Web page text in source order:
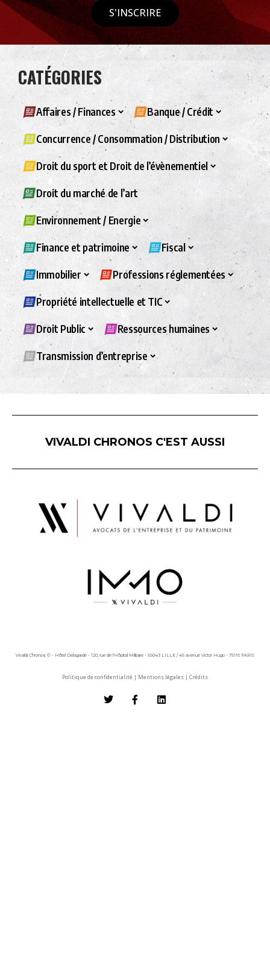
S'INSCRIRE
CATÉGORIES
Affaires / Finances Banque / Crédit
Concurrence / Consommation / Distribution
Droit du sport et Droit de l’évènementiel
Droit du marché de l’art
Environnement / Energie
Finance et patrimoine Fiscal
Immobilier Professions réglementées
Propriété intellectuelle et TIC
Droit Public Ressources humaines
Transmission d’entreprise
VIVALDI CHRONOS C'EST AUSSI
Vivaldi Chronos © - Hôtel Delagarde - 120, rue de l'Hôpital Militaire - 59043 LILLE / 45 avenue Victor Hugo - 75116 PARIS
Politique de confidentialité | Mentions légales | Crédits